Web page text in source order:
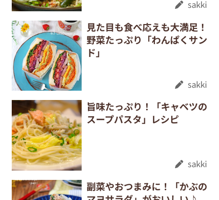
sakki
見た目も食べ応えも大満足！
野菜たっぷり「わんぱくサン
ド」
sakki
旨味たっぷり！「キャベツの
スープパスタ」レシピ
sakki
副菜やおつまみに！「かぶの